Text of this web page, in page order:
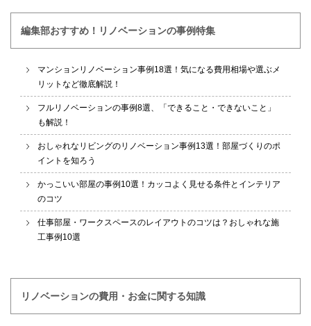
編集部おすすめ！リノベーションの事例特集
マンションリノベーション事例18選！気になる費用相場や選ぶメ
リットなど徹底解説！
フルリノベーションの事例8選、「できること・できないこと」
も解説！
おしゃれなリビングのリノベーション事例13選！部屋づくりのポ
イントを知ろう
かっこいい部屋の事例10選！カッコよく見せる条件とインテリア
のコツ
仕事部屋・ワークスペースのレイアウトのコツは？おしゃれな施
工事例10選
リノベーションの費用・お金に関する知識